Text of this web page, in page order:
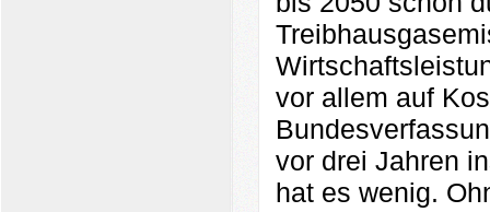
vor allem auf
vor drei Jahren
hat es wenig.